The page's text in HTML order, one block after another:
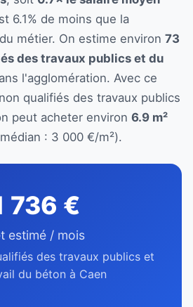
6.1% de moins que la
métier. On estime environ 73
des travaux publics et du
l'agglomération. Avec ce
qualifiés des travaux publics
peut acheter environ 6.9 m²
: 3 000 €/m²).
736 €
estimé / mois
des travaux publics et
du béton à Caen